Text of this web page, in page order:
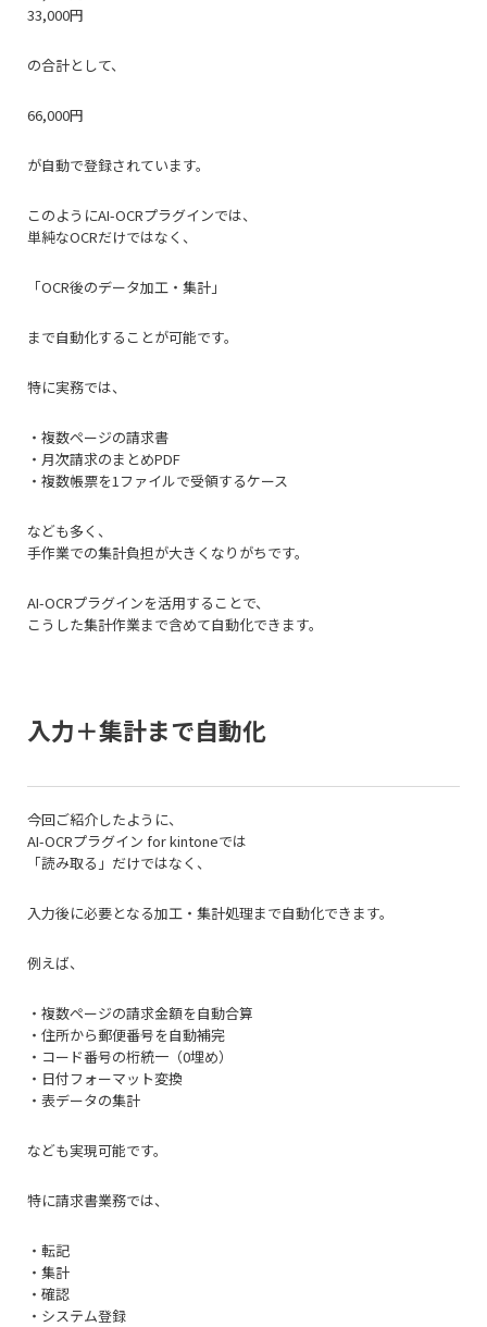
33,000円
の合計として、
66,000円
が自動で登録されています。
このようにAI-OCRプラグインでは、
単純なOCRだけではなく、
「OCR後のデータ加工・集計」
まで自動化することが可能です。
特に実務では、
・複数ページの請求書
・月次請求のまとめPDF
・複数帳票を1ファイルで受領するケース
なども多く、
手作業での集計負担が大きくなりがちです。
AI-OCRプラグインを活用することで、
こうした集計作業まで含めて自動化できます。
入力＋集計まで自動化
今回ご紹介したように、
AI-OCRプラグイン for kintoneでは
「読み取る」だけではなく、
入力後に必要となる加工・集計処理まで自動化できます。
例えば、
・複数ページの請求金額を自動合算
・住所から郵便番号を自動補完
・コード番号の桁統一（0埋め）
・日付フォーマット変換
・表データの集計
なども実現可能です。
特に請求書業務では、
・転記
・集計
・確認
・システム登録